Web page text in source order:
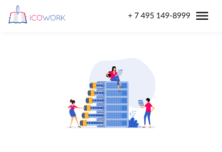
+ 7 495 149-8999 menu